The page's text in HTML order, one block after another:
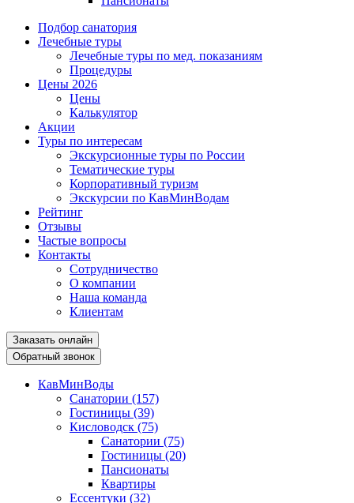
Подбор санатория
Лечебные туры
Лечебные туры по мед. показаниям
Процедуры
Цены 2026
Цены
Калькулятор
Акции
Туры по интересам
Экскурсионные туры по России
Тематические туры
Корпоративный туризм
Экскурсии по КавМинВодам
Рейтинг
Отзывы
Частые вопросы
Контакты
Сотрудничество
О компании
Наша команда
Клиентам
Заказать онлайн
Обратный звонок
КавМинВоды
Санатории (157)
Гостиницы (39)
Кисловодск (75)
Санатории (75)
Гостиницы (20)
Пансионаты
Квартиры
Ессентуки (32)